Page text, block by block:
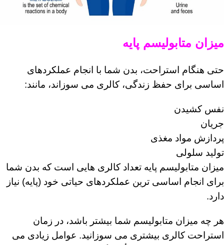
میزان متابولیسم پایه
حتی هنگام استراحت، بدن شما با انجام عملکردهای
اساسی برای حفظ زندگی، کالری می سوزاند، مانند:
نفس كشيدن
جریان
پردازش مواد مغذی
تولید سلولی
میزان متابولیسم پایه تعداد کالری هایی است که بدن شما
برای انجام اساسی ترین عملکردهای حیاتی خود (پایه) نیاز
دارد.
هر چه میزان متابولیسم شما بیشتر باشد، در زمان
استراحت کالری بیشتری می سوزانید. عوامل زیادی می